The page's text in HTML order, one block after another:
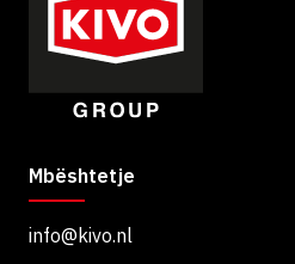
Mbështetje
info@kivo.nl